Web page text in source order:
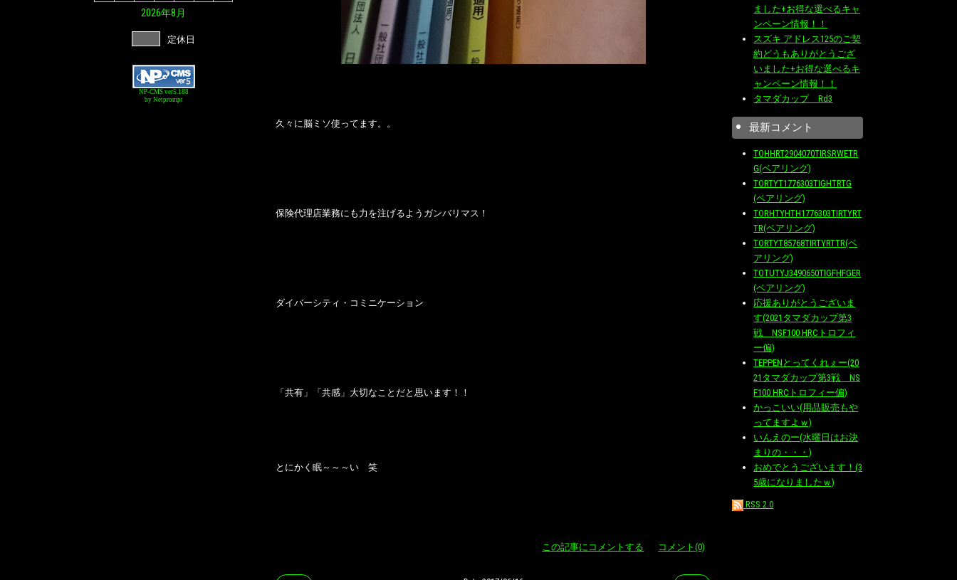
2026年8月
定休日
NP-CMS ver5.188
by Netprompt
久々に脳ミソ使ってます。。
保険代理店業務にも力を注げるようガンバリマス！
ダイバーシティ・コミニケーション
「共有」「共感」大切なことだと思います！！
とにかく眠～～～い 笑
この記事にコメントする コメント(0)
ました+お得な選べるキャ
ンペーン情報！！
スズキ アドレス125のご契
約どうもありがとうござ
いました+お得な選べるキ
ャンペーン情報！！
タマダカップ Rd3
最新コメント
TOHHRT2904070TIRSRWETR
G(ベアリング)
TORTYT1776303TIGHTRTG
(ベアリング)
TORHTYHTH1776303TIRTYRT
TR(ベアリング)
TORTYT85768TIRTYRTTR(ベ
アリング)
TOTUTYJ3490650TIGFHFGER
(ベアリング)
応援ありがとうございま
す(2021タマダカップ第3
戦 NSF100 HRCトロフィ
ー偏)
TEPPENとってくれぇー(20
21タマダカップ第3戦 NS
F100 HRCトロフィー偏)
かっこいい(用品販売もや
ってますよｗ)
いんえのー(水曜日はお決
まりの・・・)
おめでとうございます！(3
5歳になりましたｗ)
RSS 2.0